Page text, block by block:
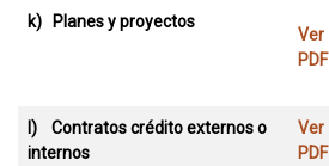
k) Planes y proyectos
Ver
PDF
l) Contratos crédito externos o
internos
Ver
PDF